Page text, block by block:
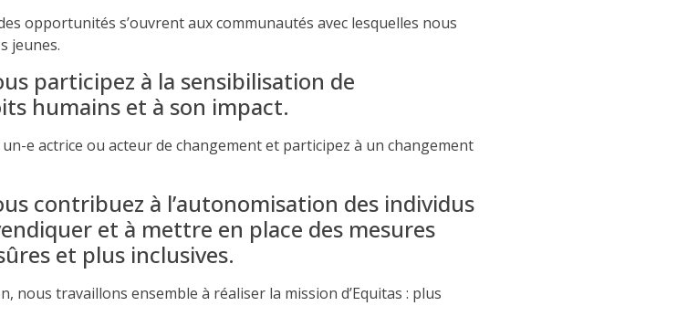
opportunités s’ouvrent aux communautés avec lesquelles nous
jeunes.
participez à la sensibilisation de
humains et à son impact.
e actrice ou acteur de changement et participez à un changement
contribuez à l’autonomisation des individus
et à mettre en place des mesures
et plus inclusives.
, nous travaillons ensemble à réaliser la mission d’Equitas : plus